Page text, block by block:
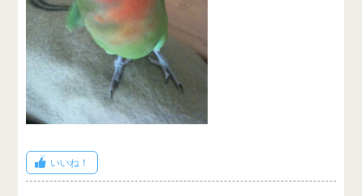
いいね！